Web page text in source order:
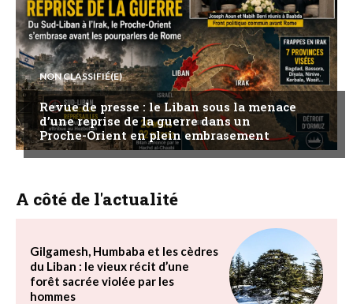
NON CLASSIFIÉ(E)
Revue de presse : le Liban sous la menace
d’une reprise de la guerre dans un
Proche-Orient en plein embrasement
A côté de l'actualité
Gilgamesh, Humbaba et les cèdres
du Liban : le vieux récit d’une
forêt sacrée violée par les
hommes